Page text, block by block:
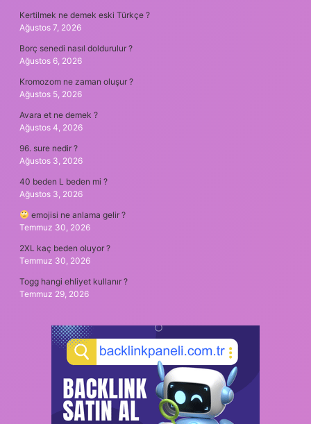
Kertilmek ne demek eski Türkçe ?
Ağustos 7, 2026
Borç senedi nasıl doldurulur ?
Ağustos 6, 2026
Kromozom ne zaman oluşur ?
Ağustos 5, 2026
Avara et ne demek ?
Ağustos 4, 2026
96. sure nedir ?
Ağustos 3, 2026
40 beden L beden mi ?
Ağustos 3, 2026
emojisi ne anlama gelir ?
Temmuz 30, 2026
2XL kaç beden oluyor ?
Temmuz 30, 2026
Togg hangi ehliyet kullanır ?
Temmuz 29, 2026